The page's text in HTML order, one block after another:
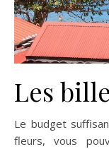
Les
Le budget
fleurs, vous